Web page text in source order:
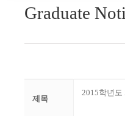
Graduate
제목
2015학년도